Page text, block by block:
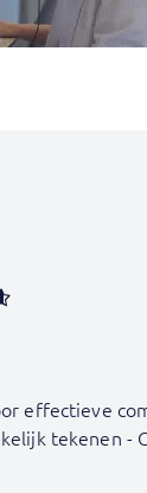
effectieve
tekenen -